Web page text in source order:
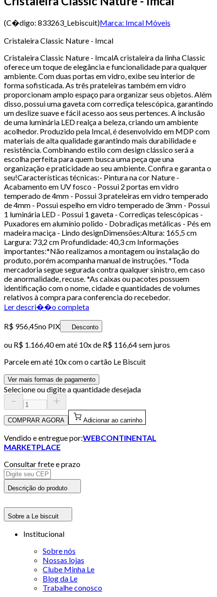
(C�digo: 833263_Lebiscuit)Marca: Imcal Móveis
Cristaleira Classic Nature - Imcal
Cristaleira Classic Nature - ImcalA cristaleira da linha Classic
oferece um toque de elegância e funcionalidade para qualquer
ambiente. Com duas portas em vidro, exibe seu interior de
forma sofisticada. As três prateleiras também em vidro
proporcionam amplo espaço para organizar seus objetos. Além
disso, possui uma gaveta com corrediça telescópica, garantindo
um deslize suave e fácil acesso aos seus pertences. A inclusão
de uma luminária LED realça a beleza, criando um ambiente
acolhedor. Produzido pela Imcal, é desenvolvido em MDP com
materiais de alta qualidade garantindo mais durabilidade e
resistência. Combinando estilo com design clássico será a
escolha perfeita para quem busca uma peça que una
organização e praticidade ao seu ambiente. Confira e garanta o
seu!Características técnicas:- Pintura na cor Nature -
Acabamento em UV fosco - Possui 2 portas em vidro
temperado de 4mm - Possui 3 prateleiras em vidro temperado
de 4mm - Possui espelho em vidro temperado de 3mm - Possui
1 luminária LED - Possui 1 gaveta - Corrediças telescópicas -
Puxadores em alumínio polido - Dobradiças metálicas - Pés em
madeira maciça - Lindo designDimensões:Altura: 165,5 cm
Largura: 73,2 cm Profundidade: 40,3 cm Informações
importantes:*Não realizamos a montagem ou instalação do
produto, porém acompanha manual de instruções. *Toda
mercadoria segue segurada contra qualquer sinistro, em caso
de anormalidade, recuse. *As caixas ou pacotes possuem
identificação com o nome, cidade e quantidades de volumes
relativos à compra para conferencia do recebedor.
Ler descri��o completa
R$ 956,45no PIX Desconto
ou R$ 1.166,40em até 10x de R$ 116,64 sem juros
Parcele em até 10x com o cartão Le Biscuit
Ver mais formas de pagamento
Selecione ou digite a quantidade desejada
COMPRAR AGORA Adicionar ao carrinho
Vendido e entregue por:WEBCONTINENTAL
MARKETPLACE
Consultar frete e prazo
Descrição do produto
Sobre a Le biscuit
Institucional
Sobre nós
Nossas lojas
Clube Minha Le
Blog da Le
Trabalhe conosco